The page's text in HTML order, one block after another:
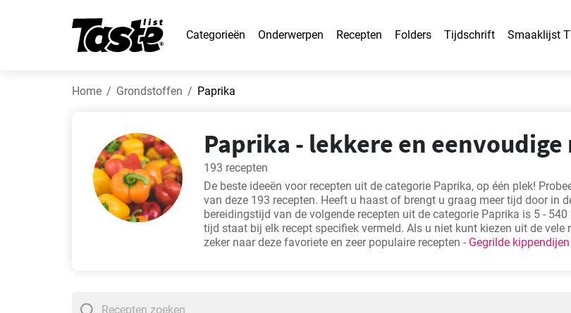
Categorieën Onderwerpen Recepten Folders Tijdschrift Smaaklijst
Home Grondstoffen Paprika
Paprika - lekkere en eenvoudige
193 recepten
De beste ideeën voor recepten uit de categorie Paprika, op één plek!
van deze 193 recepten. Heeft u haast of brengt u graag meer tijd door in
bereidingstijd van de volgende recepten uit de categorie Paprika is 5 -
tijd staat bij elk recept specifiek vermeld. Als u niet kunt kiezen uit de vele
zeker naar deze favoriete en zeer populaire recepten - Gegrilde